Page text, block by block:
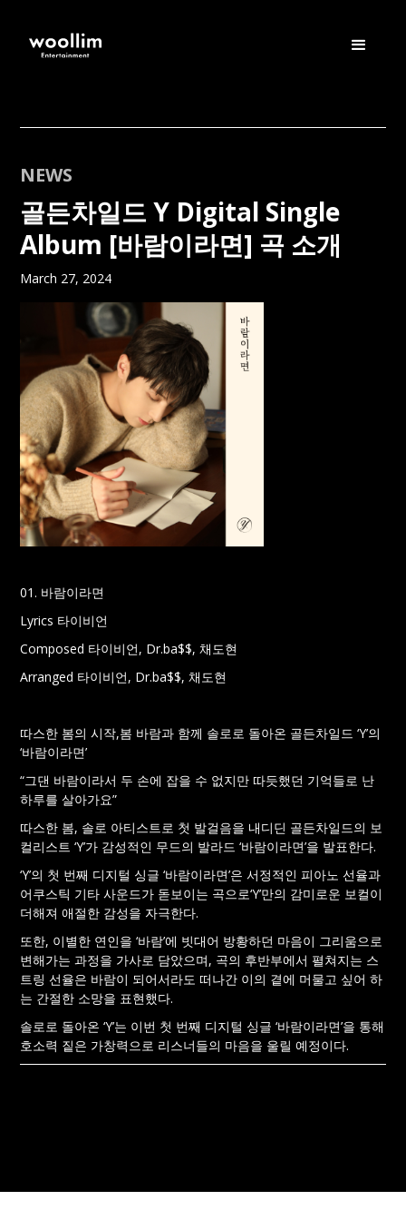
NEWS
골든차일드 Y Digital Single
Album [바람이라면] 곡 소개
March 27, 2024
01. 바람이라면
Lyrics 타이비언
Composed 타이비언, Dr.ba$$, 채도현
Arranged 타이비언, Dr.ba$$, 채도현
따스한 봄의 시작,봄 바람과 함께 솔로로 돌아온 골든차일드 ‘Y’의
‘바람이라면’
“그댄 바람이라서 두 손에 잡을 수 없지만 따듯했던 기억들로 난
하루를 살아가요”
따스한 봄, 솔로 아티스트로 첫 발걸음을 내디딘 골든차일드의 보
컬리스트 ‘Y’가 감성적인 무드의 발라드 ‘바람이라면’을 발표한다.
‘Y’의 첫 번째 디지털 싱글 ‘바람이라면’은 서정적인 피아노 선율과
어쿠스틱 기타 사운드가 돋보이는 곡으로‘Y’만의 감미로운 보컬이
더해져 애절한 감성을 자극한다.
또한, 이별한 연인을 ‘바람’에 빗대어 방황하던 마음이 그리움으로
변해가는 과정을 가사로 담았으며, 곡의 후반부에서 펼쳐지는 스
트링 선율은 바람이 되어서라도 떠나간 이의 곁에 머물고 싶어 하
는 간절한 소망을 표현했다.
솔로로 돌아온 ‘Y’는 이번 첫 번째 디지털 싱글 ‘바람이라면’을 통해
호소력 짙은 가창력으로 리스너들의 마음을 울릴 예정이다.